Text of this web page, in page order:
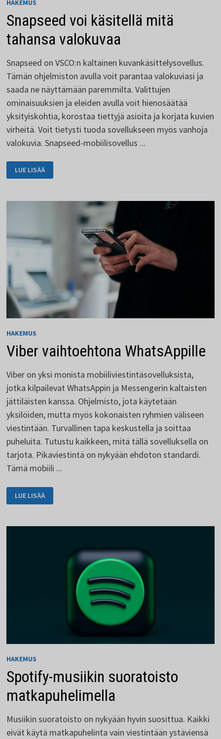
HAKEMUS
Snapseed voi käsitellä mitä
tahansa valokuvaa
Snapseed on VSCO:n kaltainen kuvankäsittelysovellus.
Tämän ohjelmiston avulla voit parantaa valokuviasi ja
saada ne näyttämään paremmilta. Valittujen
ominaisuuksien ja eleiden avulla voit hienosäätää
yksityiskohtia, korostaa tiettyjä asioita ja korjata kuvien
virheitä. Voit tietysti tuoda sovellukseen myös vanhoja
valokuvia. Snapseed-mobiilisovellus ...
SNAPSEED
VOI
KÄSITELLÄ
VALOKUVAA
LUE LISÄÄ
HAKEMUS
Viber vaihtoehtona WhatsAppille
Viber on yksi monista mobiiliviestintäsovelluksista,
jotka kilpailevat WhatsAppin ja Messengerin kaltaisten
jättiläisten kanssa. Ohjelmisto, jota käytetään
yksilöiden, mutta myös kokonaisten ryhmien väliseen
viestintään. Turvallinen tapa keskustella ja soittaa
puheluita. Tutustu kaikkeen, mitä tällä sovelluksella on
tarjota. Pikaviestintä on nykyään ehdoton standardi.
Tämä mobiili ...
VAIHTOEHTONA
WHATSAPPILLE
LUE LISÄÄ
HAKEMUS
Spotify-musiikin suoratoisto
matkapuhelimella
Musiikin suoratoisto on nykyään hyvin suosittua. Kaikki
eivät käytä matkapuhelinta vain viestintään ystäviensä